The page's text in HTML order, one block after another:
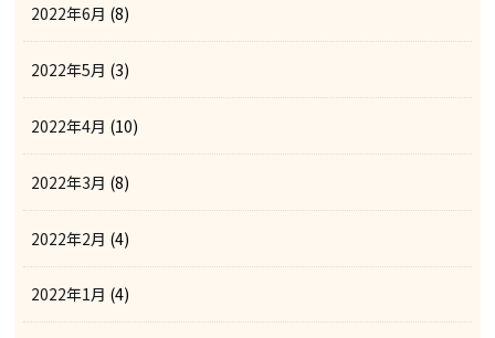
2022年6月 (8)
2022年5月 (3)
2022年4月 (10)
2022年3月 (8)
2022年2月 (4)
2022年1月 (4)